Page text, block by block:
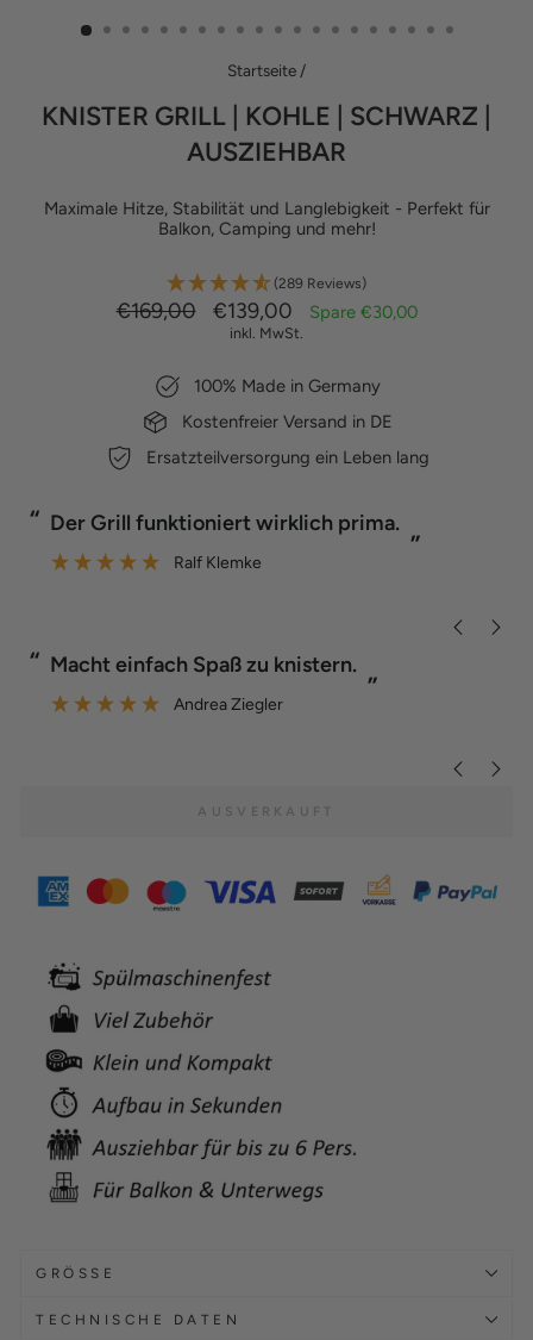
Startseite /
KNISTER GRILL | KOHLE | SCHWARZ |
AUSZIEHBAR
Maximale Hitze, Stabilität und Langlebigkeit - Perfekt für
Balkon, Camping und mehr!
(289 Reviews)
Normaler
€169,00 Sonderpreis
€139,00 Spare €30,00
inkl. MwSt.
100% Made in Germany
Kostenfreier Versand in DE
Ersatzteilversorgung ein Leben lang
“ Macht ordentlich Hitze und Spaß.
Anonym
“ Der Grill funktioniert wirklich prima.
Ralf Klemke
AUSVERKAUFT
GRÖSSE
TECHNISCHE DATEN